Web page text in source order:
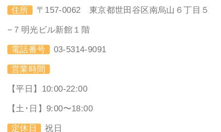
住所 〒157-0062 東京都世田谷区南烏山６丁目５
−７明光ビル新館１階
電話番号 03-5314-9091
営業時間
【平日】10:00-22:00
【土･日】9:00〜18:00
定休日 祝日